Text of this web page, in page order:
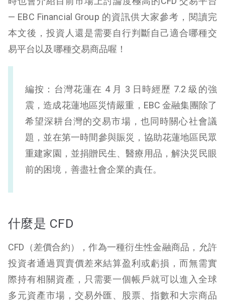
— EBC Financial Group 的資訊供大家參考，閱讀完
本文後，投資人還是需要自行判斷自己適合哪種交
易平台以及哪種交易商品喔！
編按：台灣花蓮在 4 月 3 日時經歷 7.2 級的強
震，造成花蓮地區災情嚴重，EBC 金融集團除了
希望深耕台灣的交易市場，也同時關心社會議
題，並在第一時間參與賑災，協助花蓮地區民眾
重建家園，並捐贈民生、醫療用品，解決災民眼
前的困境，善盡社會企業的責任。
什麼是 CFD
CFD（差價合約），作為一種衍生性金融商品，允許
投資者通過買賣價差來結算盈利或虧損，而無需實
際持有相關資產，只需要一個帳戶就可以進入全球
多元資產市場，交易外匯、股票、指數和大宗商品